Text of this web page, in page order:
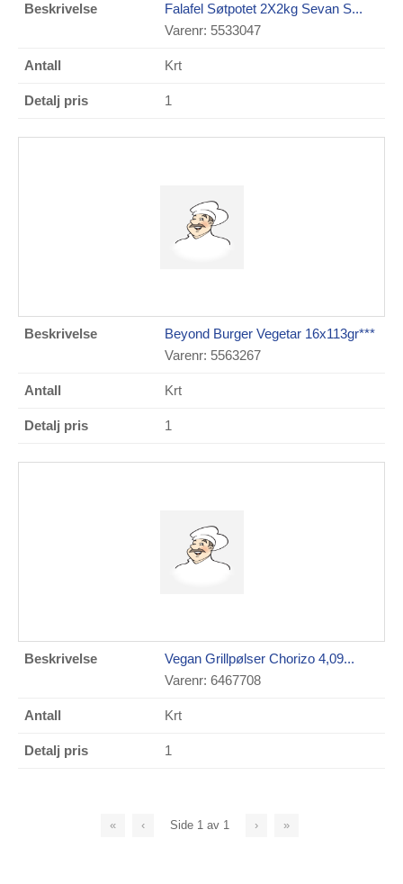
Falafel Søtpotet 2X2kg Sevan S...
Varenr: 5533047
Krt
1
Beyond Burger Vegetar 16x113gr***
Varenr: 5563267
Krt
1
Vegan Grillpølser Chorizo 4,09...
Varenr: 6467708
Krt
1
« ‹ Side 1 av 1 › »